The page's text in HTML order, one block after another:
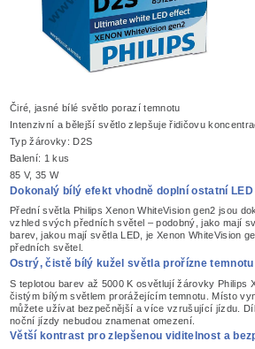
Čiré, jasné bílé světlo porazí temnotu
Intenzivní a bělejší světlo zlepšuje řidičovu
Typ žárovky: D2S
Balení: 1 kus
85 V, 35 W
Dokonalý bílý efekt vhodně doplní ostatní
Přední světla Philips Xenon WhiteVision gen2 jsou
vzhled svých předních světel – podobný, jako mají
barev, jakou mají světla LED, je Xenon WhiteVision
předních světel.
Ostrý, čistě bílý kužel světla prořízne temnotu
S teplotou barev až 5000 K osvětlují žárovky Philips
čistým bílým světlem prorážejícím temnotu. Místo
můžete užívat bezpečnější a více vzrušující jízdu.
noční jízdy nebudou znamenat omezení.
Větší kontrast pro zlepšenou viditelnost a